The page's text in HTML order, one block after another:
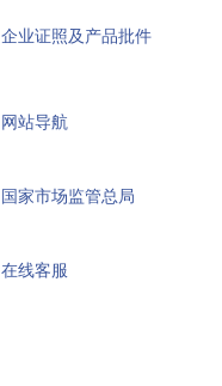
企业证照及产品批件
网站导航
国家市场监管总局
在线客服